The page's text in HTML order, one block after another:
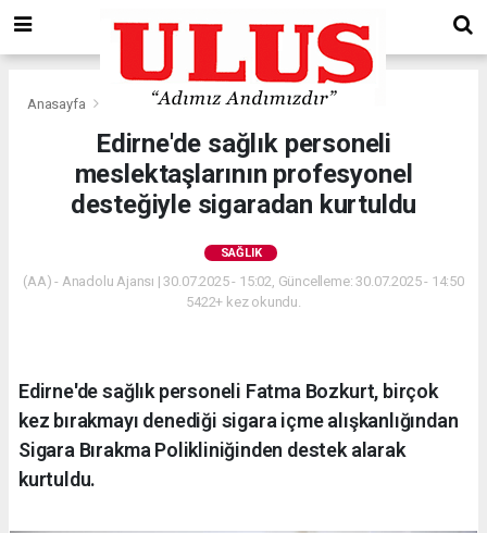
Anasayfa
Edirne'de sağlık personeli
meslektaşlarının profesyonel
desteğiyle sigaradan kurtuldu
SAĞLIK
(AA) - Anadolu Ajansı | 30.07.2025 - 15:02, Güncelleme: 30.07.2025 - 14:50
5422+ kez okundu.
Edirne'de sağlık personeli Fatma Bozkurt, birçok
kez bırakmayı denediği sigara içme alışkanlığından
Sigara Bırakma Polikliniğinden destek alarak
kurtuldu.